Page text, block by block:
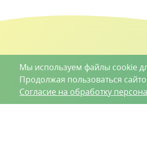
Мы используем файлы cookie
Продолжая пользоваться
Согласие на обработку